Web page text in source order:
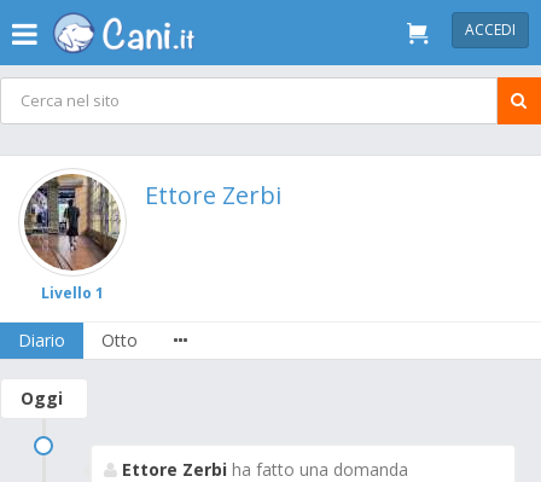
ACCEDI
Livello 1
Ettore Zerbi
Diario Otto
Oggi
Ettore Zerbi ha fatto una domanda